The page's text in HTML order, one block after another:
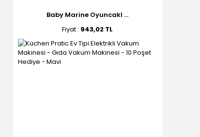
Baby Marine Oyuncakl ...
Fiyat : 943,02 TL